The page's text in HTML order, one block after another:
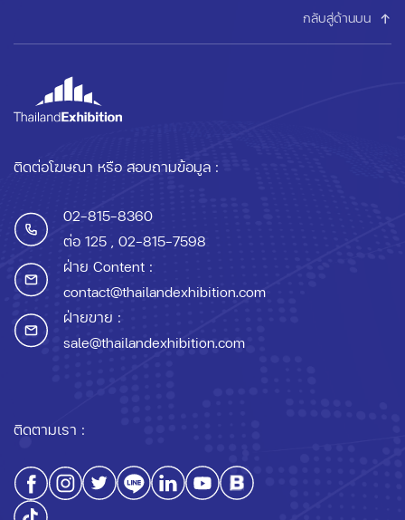
กลับสู่ด้านบน
ติดต่อโฆษณา หรือ สอบถามข้อมูล :
02-815-8360
ต่อ 125 , 02-815-7598
ฝ่าย Content :
contact@thailandexhibition.com
ฝ่ายขาย :
sale@thailandexhibition.com
ติดตามเรา :